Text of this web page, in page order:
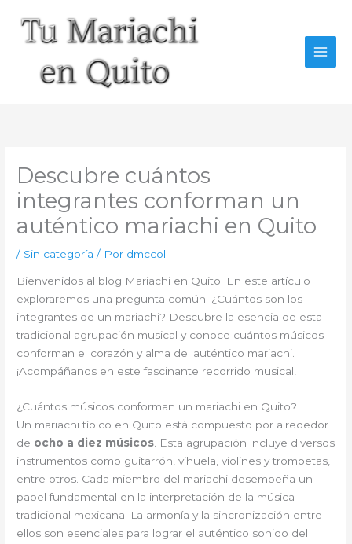
contenido
Descubre cuántos
integrantes conforman un
auténtico mariachi en Quito
/ Sin categoría / Por dmccol
Bienvenidos al blog Mariachi en Quito. En este artículo
exploraremos una pregunta común: ¿Cuántos son los
integrantes de un mariachi? Descubre la esencia de esta
tradicional agrupación musical y conoce cuántos músicos
conforman el corazón y alma del auténtico mariachi.
¡Acompáñanos en este fascinante recorrido musical!
¿Cuántos músicos conforman un mariachi en Quito?
Un mariachi típico en Quito está compuesto por alrededor
de ocho a diez músicos . Esta agrupación incluye diversos
instrumentos como guitarrón, vihuela, violines y trompetas,
entre otros. Cada miembro del mariachi desempeña un
papel fundamental en la interpretación de la música
tradicional mexicana. La armonía y la sincronización entre
ellos son esenciales para lograr el auténtico sonido del